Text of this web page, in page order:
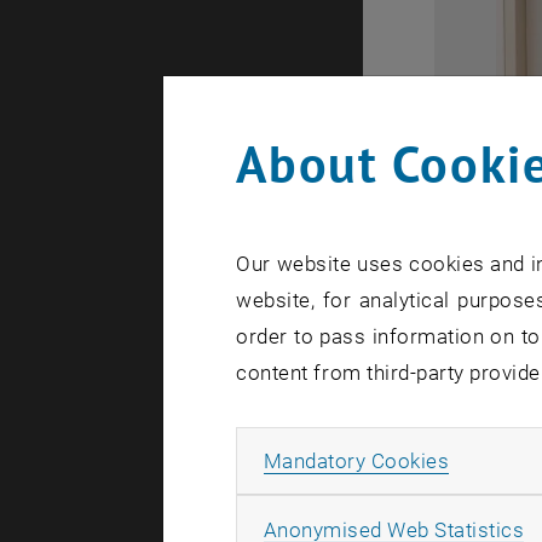
About
Our website uses cookies and
website, for analytical
order to pass information on
content from third-party
Mandatory Cookies
Anonymised Web Statistics